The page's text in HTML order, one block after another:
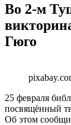
Во 2-м
Гюго
25 февраля
посвящённый
Об этом